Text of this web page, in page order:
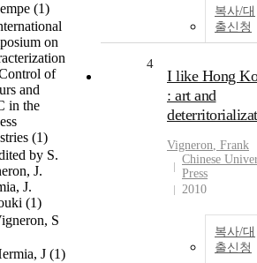
(1)
on
of
and
in the
(1)
by S.
J.
J.
(1)
S
J (1)
복사/대
출신청
4
I like Hong
: art and
Vigneron, Frank
Chinese
Press
2010
복사/대
출신청